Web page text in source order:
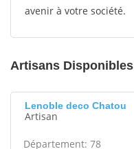
avenir à votre société.
Artisans Disponibles
Lenoble deco Chatou
Artisan
Département: 78